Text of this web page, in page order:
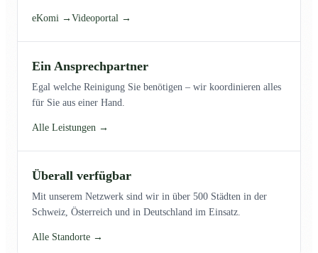
eKomi → Videoportal →
Ein Ansprechpartner
Egal welche Reinigung Sie benötigen – wir koordinieren alles
für Sie aus einer Hand.
Alle Leistungen →
Überall verfügbar
Mit unserem Netzwerk sind wir in über 500 Städten in der
Schweiz, Österreich und in Deutschland im Einsatz.
Alle Standorte →